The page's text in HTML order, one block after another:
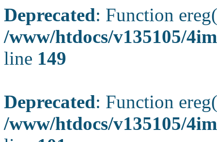
Deprecated: Function
/www/htdocs/v135105/
line 149
Deprecated: Function
/www/htdocs/v135105/